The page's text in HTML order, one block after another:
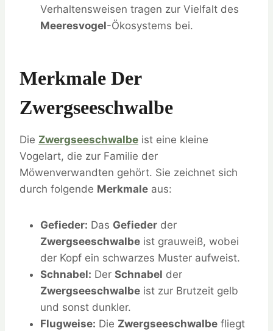
Verhaltensweisen tragen zur Vielfalt des
Meeresvogel-Ökosystems bei.
Merkmale Der
Zwergseeschwalbe
Die Zwergseeschwalbe ist eine kleine
Vogelart, die zur Familie der
Möwenverwandten gehört. Sie zeichnet sich
durch folgende Merkmale aus:
Gefieder: Das Gefieder der
Zwergseeschwalbe ist grauweiß, wobei
der Kopf ein schwarzes Muster aufweist.
Schnabel: Der Schnabel der
Zwergseeschwalbe ist zur Brutzeit gelb
und sonst dunkler.
Flugweise: Die Zwergseeschwalbe fliegt